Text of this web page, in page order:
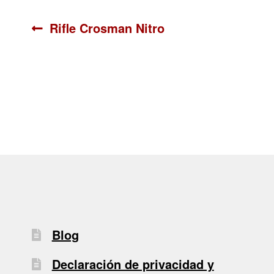
Navegación
Anterior:
Rifle Crosman Nitro
Blog
Declaración de privacidad y